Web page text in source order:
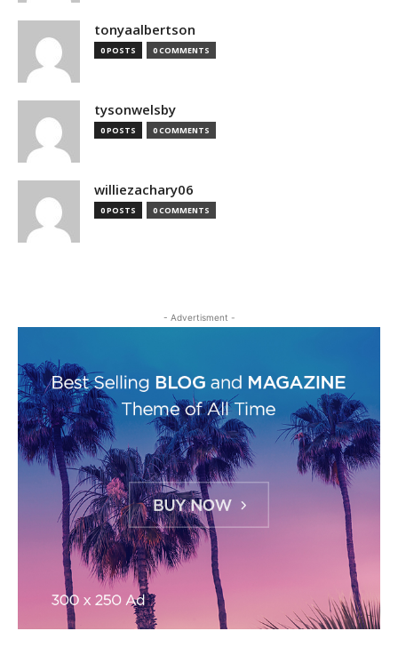
tonyaalbertson
0 POSTS 0 COMMENTS
tysonwelsby
0 POSTS 0 COMMENTS
williezachary06
0 POSTS 0 COMMENTS
- Advertisment -